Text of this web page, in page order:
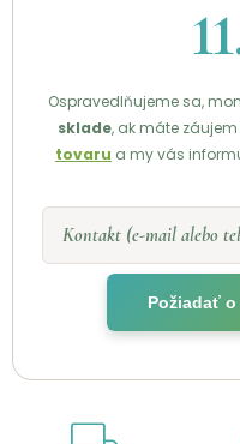
Ospravedlňujeme sa,
sklade, ak máte
tovaru a my vás
Kontakt (e-mail alebo
Požiadať